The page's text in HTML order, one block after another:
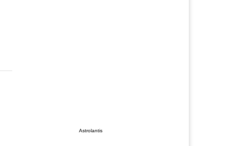
Astrolantis